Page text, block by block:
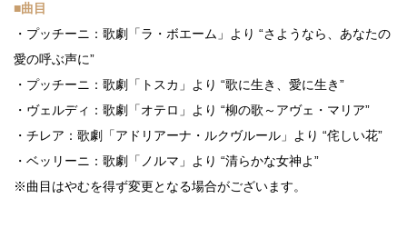
■曲目
・プッチーニ：歌劇「ラ・ボエーム」より “さようなら、あなたの
愛の呼ぶ声に”
・プッチーニ：歌劇「トスカ」より “歌に生き、愛に生き”
・ヴェルディ：歌劇「オテロ」より “柳の歌～アヴェ・マリア”
・チレア：歌劇「アドリアーナ・ルクヴルール」より “侘しい花”
・ベッリーニ：歌劇「ノルマ」より “清らかな女神よ”
※曲目はやむを得ず変更となる場合がございます。